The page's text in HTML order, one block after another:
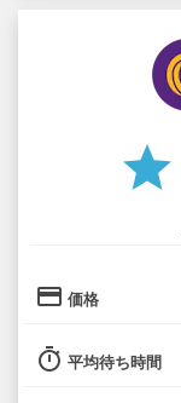
star
credit_card 価格
timer 平均待ち時間